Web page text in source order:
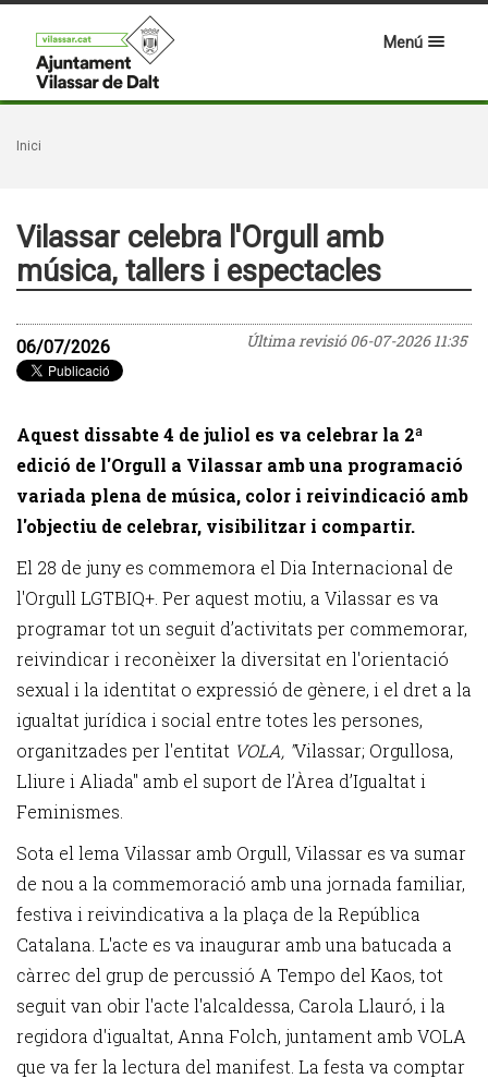
Menú
Inici
Vilassar celebra l'Orgull amb
música, tallers i espectacles
Última revisió06-07-2026 11:35
06/07/2026
Aquest dissabte 4 de juliol es va celebrar la 2ª
edició de l'Orgull a Vilassar amb una programació
variada plena de música, color i reivindicació amb
l'objectiu de celebrar, visibilitzar i compartir.
El 28 de juny es commemora el Dia Internacional de
l'Orgull LGTBIQ+. Per aquest motiu, a Vilassar es va
programar tot un seguit d’activitats per commemorar,
reivindicar i reconèixer la diversitat en l'orientació
sexual i la identitat o expressió de gènere, i el dret a la
igualtat jurídica i social entre totes les persones,
organitzades per l'entitat VOLA, "Vilassar; Orgullosa,
Lliure i Aliada" amb el suport de l’Àrea d’Igualtat i
Feminismes.
Sota el lema Vilassar amb Orgull, Vilassar es va sumar
de nou a la commemoració amb una jornada familiar,
festiva i reivindicativa a la plaça de la República
Catalana. L'acte es va inaugurar amb una batucada a
càrrec del grup de percussió A Tempo del Kaos, tot
seguit van obir l'acte l'alcaldessa, Carola Llauró, i la
regidora d'igualtat, Anna Folch, juntament amb VOLA
que va fer la lectura del manifest. La festa va comptar